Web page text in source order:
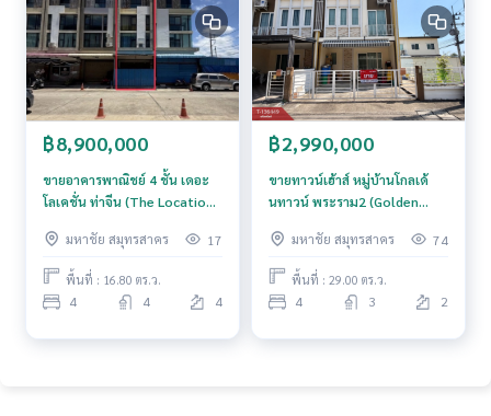
www.tb.co.th
The Best Property Agent CO,.LTD. ผู้นำด้านธุรกิจนายหน้า ตัวแ
ทนอสังหาริมทรัพย์ครบวงจร ด้วยความเป็นมืออาชีพ ใช้เทคโนโล
ยี และ นวัตกรรมที่สร้างสรรค์ เพื่อส่งมอบบริการที่ดีที่สุดเพื่อคุณ ใ
ห้บริการด้าน ซื้อ ขาย เช่า อสังหาริมทรัพย์
฿8,900,000
ขายอาคารพาณิชย์ 4 ชั้น เดอะ
โลเคชั่น ท่าจีน (The Location)
มหาชัย สมุทรสาคร
17
พื้นที่ : 16.80 ตร.ว.
4 4 4
฿2,990,000
ขายทาวน์เฮ้าส์ หมู่บ้านโกลเด้
นทาวน์ พระราม2 (Golden
สมุทรสาคร
มหาชัย สมุทรสาคร 74
พื้นที่ : 29.00 ตร.ว.
4 3 2